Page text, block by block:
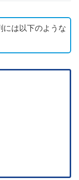
には以下のような